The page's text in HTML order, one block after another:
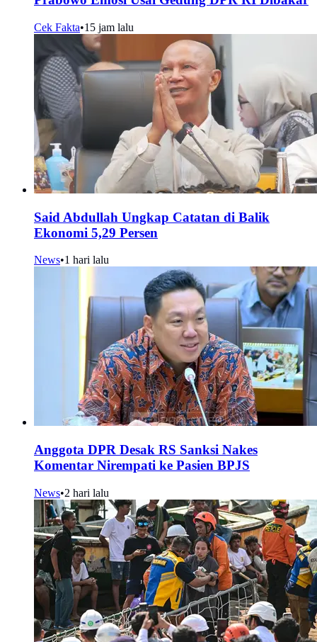
Cek Fakta•15 jam lalu
Said Abdullah Ungkap Catatan di Balik
Ekonomi 5,29 Persen
News•1 hari lalu
Anggota DPR Desak RS Sanksi Nakes
Komentar Nirempati ke Pasien BPJS
News•2 hari lalu